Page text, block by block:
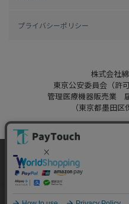
プライバシーポリシー
株式会社
東京公安委員会（許
管理医療機器販売業
（東京都墨田区
Copyright 2022
Powered by
当ウェブサイトでは、お客様
をご提供するため、クッキーを
サイト利用を継続することに